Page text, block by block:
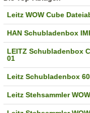
Leitz WOW Cube
HAN Schubladenbox
LEITZ Schubladenbox
01
Leitz Schubladenbox
Leitz Stehsammler